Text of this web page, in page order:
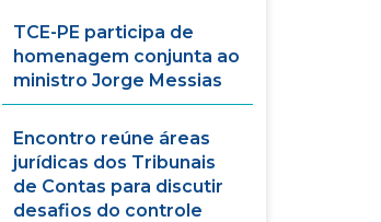
TCE-PE participa de
homenagem conjunta ao
ministro Jorge Messias
Encontro reúne áreas
jurídicas dos Tribunais
de Contas para discutir
desafios do controle